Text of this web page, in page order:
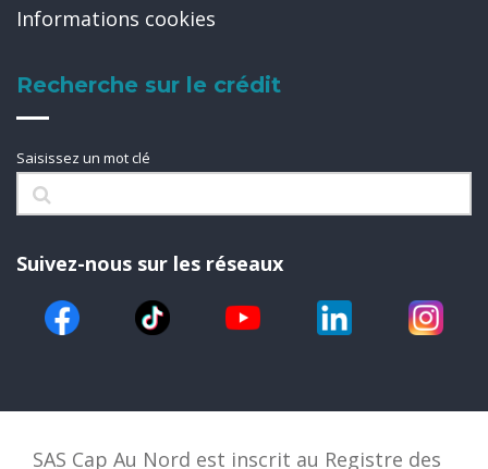
Informations cookies
Recherche sur le crédit
Saisissez un mot clé
Suivez-nous sur les réseaux
SAS Cap Au Nord est inscrit au Registre des